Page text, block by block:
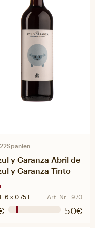
Spanien
y Garanza Abril de
y Garanza Tinto
6 × 0.75 l Art. Nr.: 970
50€